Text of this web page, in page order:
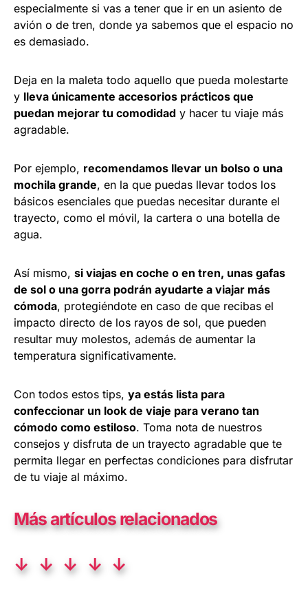
especialmente si vas a tener que ir en un asiento de
avión o de tren, donde ya sabemos que el espacio no
es demasiado.
Deja en la maleta todo aquello que pueda molestarte
y lleva únicamente accesorios prácticos que
puedan mejorar tu comodidad y hacer tu viaje más
agradable.
Por ejemplo, recomendamos llevar un bolso o una
mochila grande, en la que puedas llevar todos los
básicos esenciales que puedas necesitar durante el
trayecto, como el móvil, la cartera o una botella de
agua.
Así mismo, si viajas en coche o en tren, unas gafas
de sol o una gorra podrán ayudarte a viajar más
cómoda, protegiéndote en caso de que recibas el
impacto directo de los rayos de sol, que pueden
resultar muy molestos, además de aumentar la
temperatura significativamente.
Con todos estos tips, ya estás lista para
confeccionar un look de viaje para verano tan
cómodo como estiloso. Toma nota de nuestros
consejos y disfruta de un trayecto agradable que te
permita llegar en perfectas condiciones para disfrutar
de tu viaje al máximo.
Más artículos relacionados
↓ ↓ ↓ ↓ ↓